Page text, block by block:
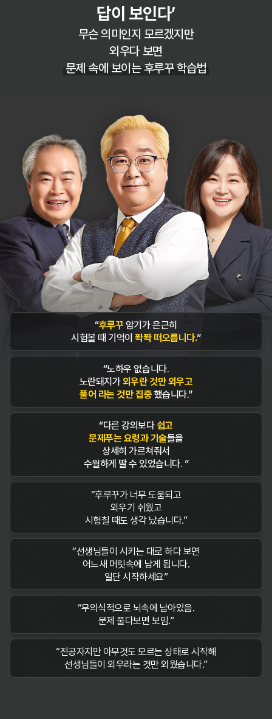
답이 보인다’
무슨 의미인지 모르겠지만
외우다 보면
문제 속에 보이는 후루꾸 학습법
“후루꾸 암기가 은근히
시험볼 때 기억이퐉퐉 떠오릅니다.”
“노하우 없습니다.
노란돼지가외우란 것만 외우고
풀어 라는 것만 집중 했습니다.”
“다른 강의보다 쉽고
문제푸는 요령과 기술들을
상세히 가르쳐줘서
수월하게 딸 수 있었습니다. ”
“후루꾸가 너무 도움되고
외우기 쉬웠고
시험칠 때도 생각 났습니다.”
“선생님들이 시키는 대로 하다 보면
어느새 머릿속에 남게 됩니다.
일단 시작하세요”
“무의식적으로 뇌속에 남아있음.
문제 풀다보면 보임.”
“전공자지만 아무것도 모르는 상태로 시작해
선생님들이 외우라는 것만 외웠습니다.”